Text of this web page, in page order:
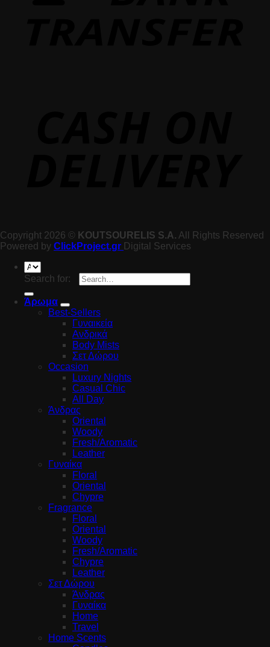
Copyright 2026 © KOUTSOURELIS S.A. All Rights Reserved
Powered by ClickProject.gr Digital Services
Search for:
Άρωμα
Best-Sellers
Γυναικεία
Ανδρικά
Body Mists
Σετ Δώρου
Occasion
Luxury Nights
Casual Chic
All Day
Άνδρας
Oriental
Woody
Fresh/Aromatic
Leather
Γυναίκα
Floral
Oriental
Chypre
Fragrance
Floral
Oriental
Woody
Fresh/Aromatic
Chypre
Leather
Σετ Δώρου
Άνδρας
Γυναίκα
Home
Travel
Home Scents